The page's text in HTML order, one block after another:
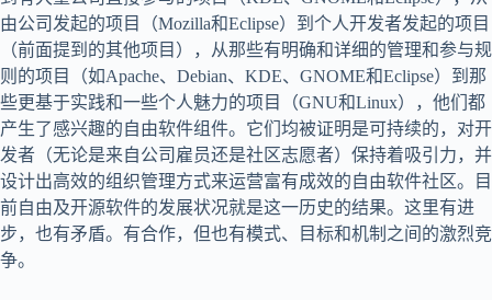
由公司发起的项目（Mozilla和Eclipse）到个人开发者发起的项目
（前面提到的其他项目），从那些有明确和详细的管理和参与规
则的项目（如Apache、Debian、KDE、GNOME和Eclipse）到那
些更基于实践和一些个人魅力的项目（GNU和Linux），他们都
产生了感兴趣的自由软件组件。它们均被证明是可持续的，对开
发者（无论是来自公司雇员还是社区志愿者）保持着吸引力，并
设计出高效的组织管理方式来运营富有成效的自由软件社区。目
前自由及开源软件的发展状况就是这一历史的结果。这里有进
步，也有矛盾。有合作，但也有模式、目标和机制之间的激烈竞
争。